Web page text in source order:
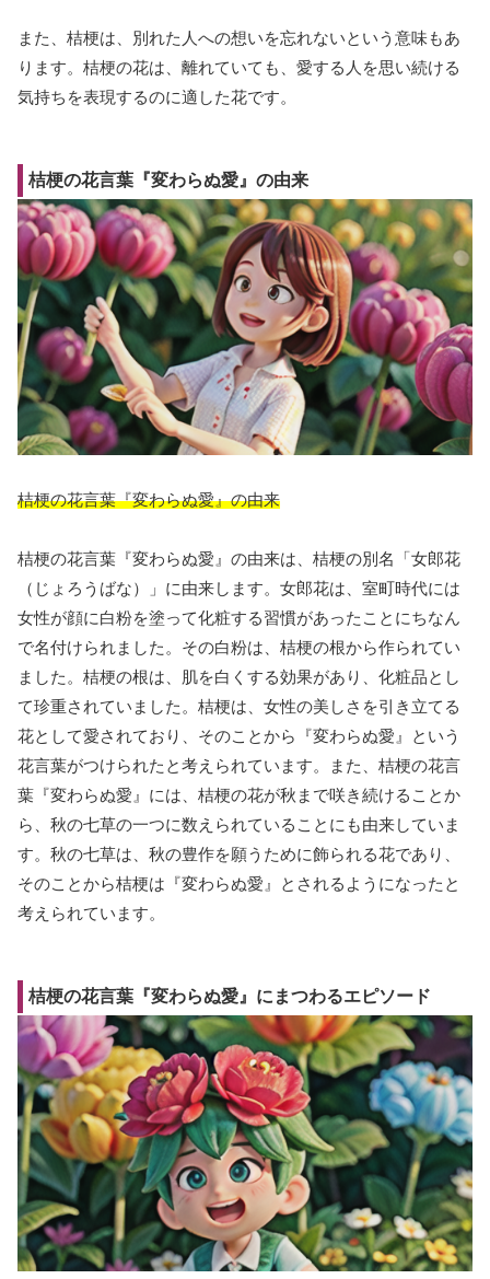
また、桔梗は、別れた人への想いを忘れないという意味もあ
ります。桔梗の花は、離れていても、愛する人を思い続ける
気持ちを表現するのに適した花です。
桔梗の花言葉『変わらぬ愛』の由来
桔梗の花言葉『変わらぬ愛』の由来
桔梗の花言葉『変わらぬ愛』の由来は、桔梗の別名「女郎花
（じょろうばな）」に由来します。女郎花は、室町時代には
女性が顔に白粉を塗って化粧する習慣があったことにちなん
で名付けられました。その白粉は、桔梗の根から作られてい
ました。桔梗の根は、肌を白くする効果があり、化粧品とし
て珍重されていました。桔梗は、女性の美しさを引き立てる
花として愛されており、そのことから『変わらぬ愛』という
花言葉がつけられたと考えられています。また、桔梗の花言
葉『変わらぬ愛』には、桔梗の花が秋まで咲き続けることか
ら、秋の七草の一つに数えられていることにも由来していま
す。秋の七草は、秋の豊作を願うために飾られる花であり、
そのことから桔梗は『変わらぬ愛』とされるようになったと
考えられています。
桔梗の花言葉『変わらぬ愛』にまつわるエピソード